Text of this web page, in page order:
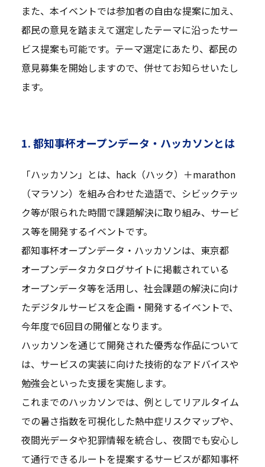
また、本イベントでは参加者の自由な提案に加え、
都民の意見を踏まえて選定したテーマに沿ったサー
ビス提案も可能です。テーマ選定にあたり、都民の
意見募集を開始しますので、併せてお知らせいたし
ます。
1. 都知事杯オープンデータ・ハッカソンとは
「ハッカソン」とは、hack（ハック）＋marathon
（マラソン）を組み合わせた造語で、シビックテッ
ク等が限られた時間で課題解決に取り組み、サービ
ス等を開発するイベントです。
都知事杯オープンデータ・ハッカソンは、東京都
オープンデータカタログサイトに掲載されている
オープンデータ等を活用し、社会課題の解決に向け
たデジタルサービスを企画・開発するイベントで、
今年度で6回目の開催となります。
ハッカソンを通じて開発された優秀な作品について
は、サービスの実装に向けた技術的なアドバイスや
勉強会といった支援を実施します。
これまでのハッカソンでは、例としてリアルタイム
での暑さ指数を可視化した熱中症リスクマップや、
夜間光データや犯罪情報を統合し、夜間でも安心し
て通行できるルートを提案するサービスが都知事杯